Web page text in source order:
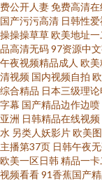
费公开人妻免费高清在
国产污污高清 日韩性
操操操草草欧美地址一
品高清无码97资源中
午夜视频精品成人 欧美
清视频 国内视频自拍
综合精品 日本三级理
字幕 国产精品边作边喷
亚洲 日韩精品在线视频
水 另类人妖影片欧美
主播第37页 日韩午夜
欧美一区日韩精品一
视频看看91香蕉国产